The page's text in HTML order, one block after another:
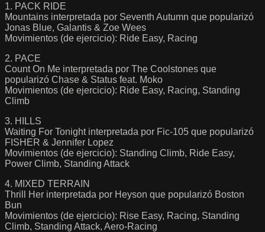
1. PACK RIDE
Mountains interpretada por Seventh Autumn que popularizó
Jonas Blue, Galantis & Zoe Wees
Movimientos (de ejercicio): Ride Easy, Racing
2. PACE
Count On Me interpretada por The Coolstones que
popularizó Chase & Status feat. Moko
Movimientos (de ejercicio): Ride Easy, Racing, Standing
Climb
3. HILLS
Waiting For Tonight interpretada por Fic-105 que popularizó
FISHER & Jennifer Lopez
Movimientos (de ejercicio): Standing Climb, Ride Easy,
Power Climb, Standing Attack
4. MIXED TERRAIN
Thrill Her interpretada por Heyson que popularizó Boston
Bun
Movimientos (de ejercicio): Rise Easy, Racing, Standing
Climb, Standing Attack, Aero-Racing